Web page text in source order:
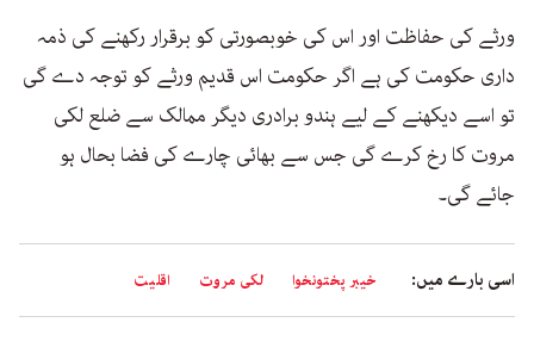
ورثے کی حفاظت اور اس کی خوبصورتی کو برقرار رکھنے کی ذمہ
داری حکومت کی ہے اگر حکومت اس قدیم ورثے کو توجہ دے گی
تو اسے دیکھنے کے لیے ہندو برادری دیگر ممالک سے ضلع لکی
مروت کا رخ کرے گی جس سے بھائی چارے کی فضا بحال ہو
جائے گی۔
اسی بارے میں: خیبر پختونخوا لکی مروت اقلیت